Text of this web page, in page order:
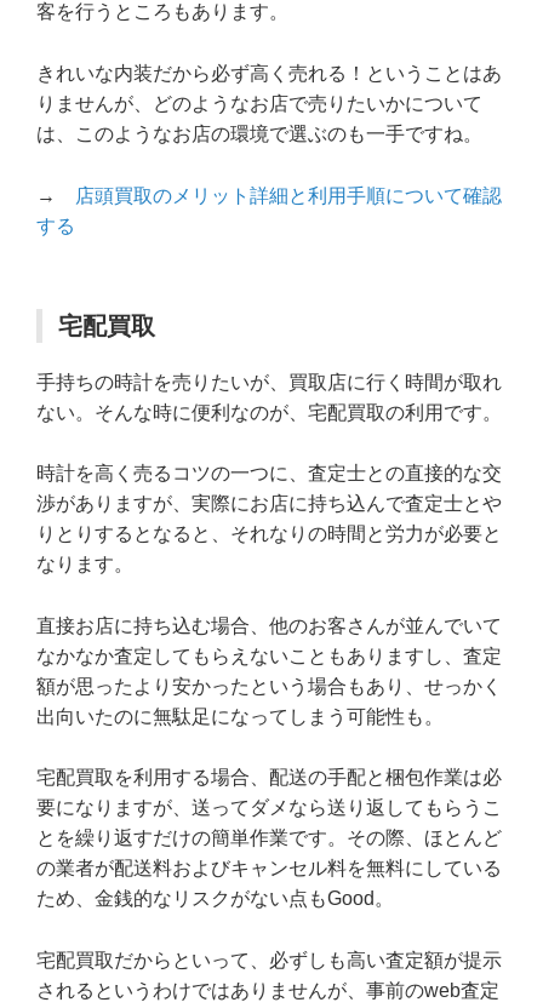
客を行うところもあります。
きれいな内装だから必ず高く売れる！ということはあ
りませんが、どのようなお店で売りたいかについて
は、このようなお店の環境で選ぶのも一手ですね。
→
店頭買取のメリット詳細と利用手順について確認
する
宅配買取
手持ちの時計を売りたいが、買取店に行く時間が取れ
ない。そんな時に便利なのが、宅配買取の利用です。
時計を高く売るコツの一つに、査定士との直接的な交
渉がありますが、実際にお店に持ち込んで査定士とや
りとりするとなると、それなりの時間と労力が必要と
なります。
直接お店に持ち込む場合、他のお客さんが並んでいて
なかなか査定してもらえないこともありますし、査定
額が思ったより安かったという場合もあり、せっかく
出向いたのに無駄足になってしまう可能性も。
宅配買取を利用する場合、配送の手配と梱包作業は必
要になりますが、送ってダメなら送り返してもらうこ
とを繰り返すだけの簡単作業です。その際、ほとんど
の業者が配送料およびキャンセル料を無料にしている
ため、金銭的なリスクがない点もGood。
宅配買取だからといって、必ずしも高い査定額が提示
されるというわけではありませんが、事前のweb査定